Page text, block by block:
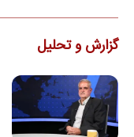
گزارش و تحلیل